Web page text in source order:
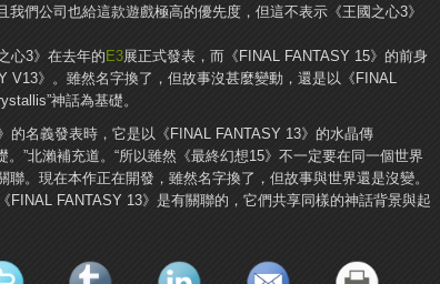
們公司也給這款遊戲極高的優先度，但這不表示《王國之心3》
心3》在去年的 E3展正式發表，而《FINAL FANTASY 15》的前身
V13》。雖然名字換了，但故事沒甚麼變動，還是以《FINAL
神話為基礎。
的名義發表時，它是以《FINAL FANTASY 13》的水晶傳
。”北瀨補充道。“所以雖然《最終幻想15》不一定要在同一個世界
。現在本作正在開發，雖然名字換了，但故事與世界還是沒變。
FINAL FANTASY 13》是有關聯的，它們共享同樣的神話背景與起